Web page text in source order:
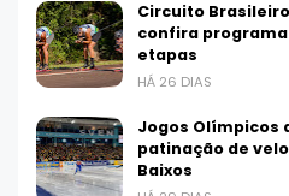
Circuito
confira
etapas
HÁ 26 DIAS
Jogos Olímpicos
patinação de
Baixos